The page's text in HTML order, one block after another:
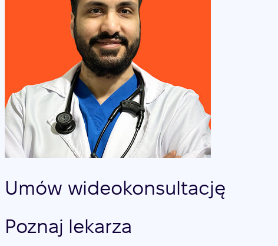
Umów wideokonsultację
Poznaj lekarza